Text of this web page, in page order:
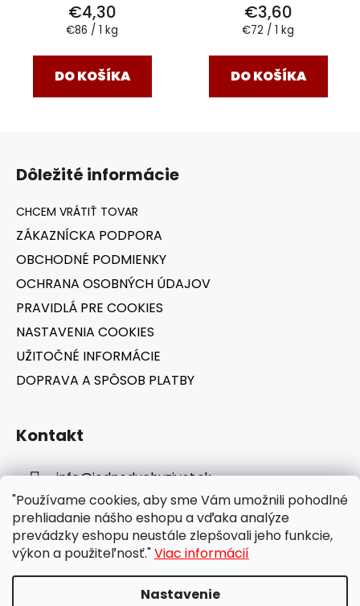
"Používame cookies, aby sme Vám umožnili pohodlné
prehliadanie nášho eshopu a vďaka analýze
prevádzky eshopu neustále zlepšovali jeho funkcie,
výkon a použiteľnosť."Viac informácií
Nastavenie
€4,30
Jednotková
€86 / 1 kg
DO KOŠÍKA
€3,60
Jednotková
€72 / 1 kg
DO KOŠÍKA
Dôležité informácie
ZÁKAZNÍCKA PODPORA
OBCHODNÉ PODMIENKY
OCHRANA OSOBNÝCH ÚDAJOV
PRAVIDLÁ PRE COOKIES
NASTAVENIA COOKIES
UŽITOČNÉ INFORMÁCIE
DOPRAVA A SPÔSOB PLATBY
Kontakt
info@jednoduchyzivot.sk
E-shop: 0948 647 767